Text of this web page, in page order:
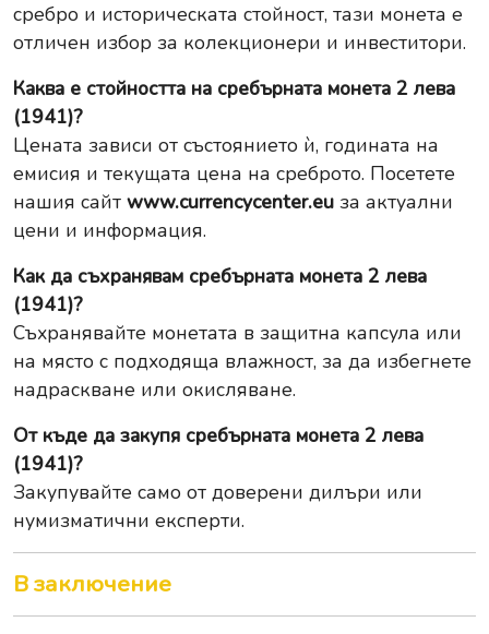
сребро и историческата стойност, тази монета е
отличен избор за колекционери и инвеститори.
Каква е стойността на сребърната монета 2 лева
(1941)?
Цената зависи от състоянието ѝ, годината на
емисия и текущата цена на среброто. Посетете
нашия сайт www.currencycenter.eu за актуални
цени и информация.
Как да съхранявам сребърната монета 2 лева
(1941)?
Съхранявайте монетата в защитна капсула или
на място с подходяща влажност, за да избегнете
надраскване или окисляване.
От къде да закупя сребърната монета 2 лева
(1941)?
Закупувайте само от доверени дилъри или
нумизматични експерти.
В заключение